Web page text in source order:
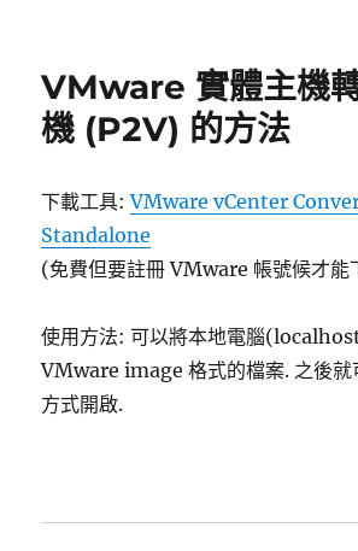
VMware 實體主機
機 (P2V) 的方法
下載工具:VMware vCenter
Standalone
(免費但要註冊 VMware 帳號候才能
使用方法: 可以將本地電腦
VMware image 格式的檔案. 之後就
方式開啟.